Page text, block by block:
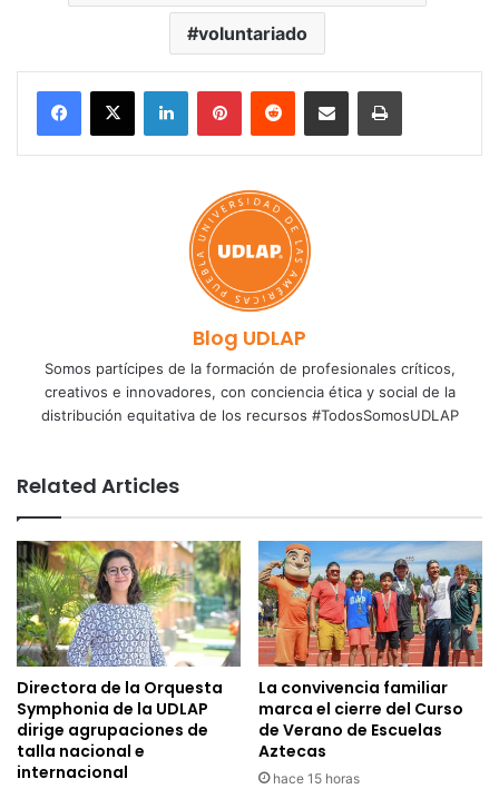
voluntariado
LinkedInPinterestReddit Share via Email Print
Blog UDLAP
Somos partícipes de la formación de profesionales críticos,
creativos e innovadores, con conciencia ética y social de la
distribución equitativa de los recursos #TodosSomosUDLAP
Related Articles
Directora de la Orquesta
Symphonia de la UDLAP
dirige agrupaciones de
talla nacional e
internacional
La convivencia familiar
marca el cierre del Curso
de Verano de Escuelas
Aztecas
hace 15 horas